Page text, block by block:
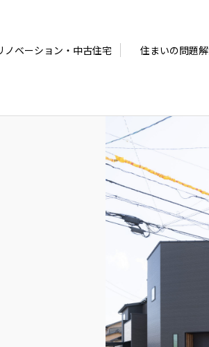
ノベーション・中古住宅 住まいの問題